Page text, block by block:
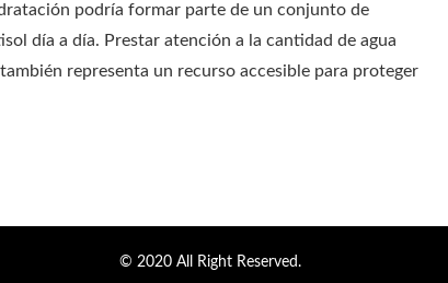
podría formar parte de un conjunto de
día a día. Prestar atención a la cantidad de agua
representa un recurso accesible para proteger
© 2020 All Right Reserved.